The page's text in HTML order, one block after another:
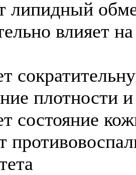
липидный
влияет
плотности
состояние